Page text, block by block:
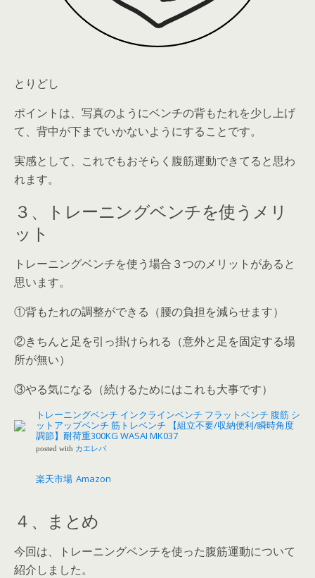
とりどし
ポイントは、写真のようにベンチの背もたれを少し上げ
て、背中が下までいかないようにすることです。
実感として、これでもおそらく腹筋運動できてると思わ
れます。
３、トレーニングベンチを使うメリ
ット
トレーニングベンチを使う場合３つのメリットがあると
思います。
①背もたれの調整ができる（腰の負担を減らせます）
②きちんと足を引っ掛けられる（意外と足を固定する場
所が無い）
③やる気になる（続けるためにはこれも大事です）
トレーニングベンチ インクラインベンチ フラットベンチ 腹筋 シ
ットアップベンチ 筋トレベンチ 【組立不要/収納便利/瞬時角度
調節】耐荷重300KG WASAI MK037
posted with カエレバ
楽天市場 Amazon
４、まとめ
今回は、トレーニングベンチを使った腹筋運動について
紹介しました。